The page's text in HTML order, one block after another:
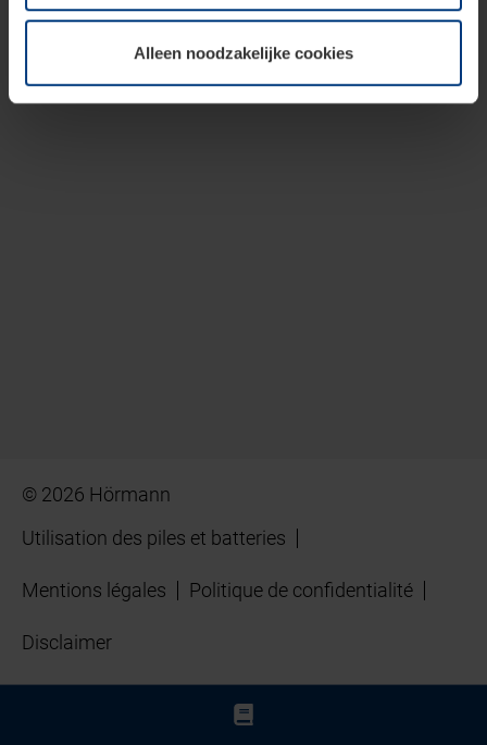
toestemming kunt u op elk moment bij de uitleg van de
wijzigen of herroepen.Alleen noodzakelijke cookies
© 2026 Hörmann
Utilisation des piles et batteries
Mentions légales Politique de confidentialité
Disclaimer